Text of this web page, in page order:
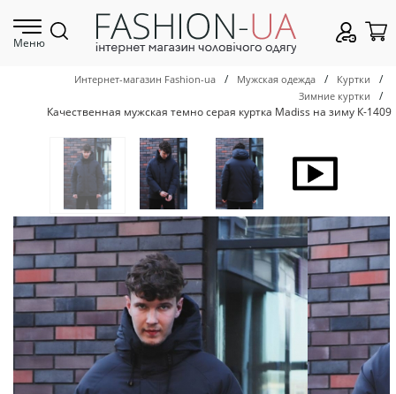
Меню
Интернет-магазин Fashion-ua / Мужская одежда / Куртки /
Зимние куртки
/
Качественная мужская темно серая куртка Madiss на зиму К-1409